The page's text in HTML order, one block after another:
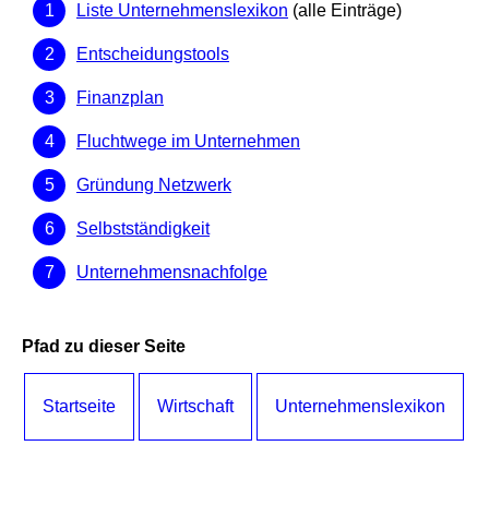
Liste Unternehmenslexikon (alle Einträge)
Entscheidungstools
Finanzplan
Fluchtwege im Unternehmen
Gründung Netzwerk
Selbstständigkeit
Unternehmensnachfolge
Pfad zu dieser Seite
Startseite Wirtschaft Unternehmenslexikon